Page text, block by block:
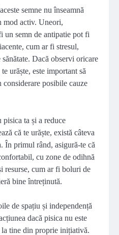
semne nu înseamnă
mod activ. Uneori,
un semn de antipatie pot fi
cum ar fi stresul,
Dacă observi oricare
urăște, este important să
posibile cauze
pisica ta și a reduce
că te urăște, există câteva
În primul rând, asigură-te că
cu zone de odihnă
resurse, cum ar fi boluri de
bine întreținută.
de spațiu și independență
dacă pisica nu este
tine din proprie inițiativă.